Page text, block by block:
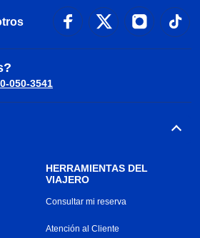
050-3541
HERRAMIENTAS DEL
VIAJERO
Consultar mi reserva
Atención al Cliente